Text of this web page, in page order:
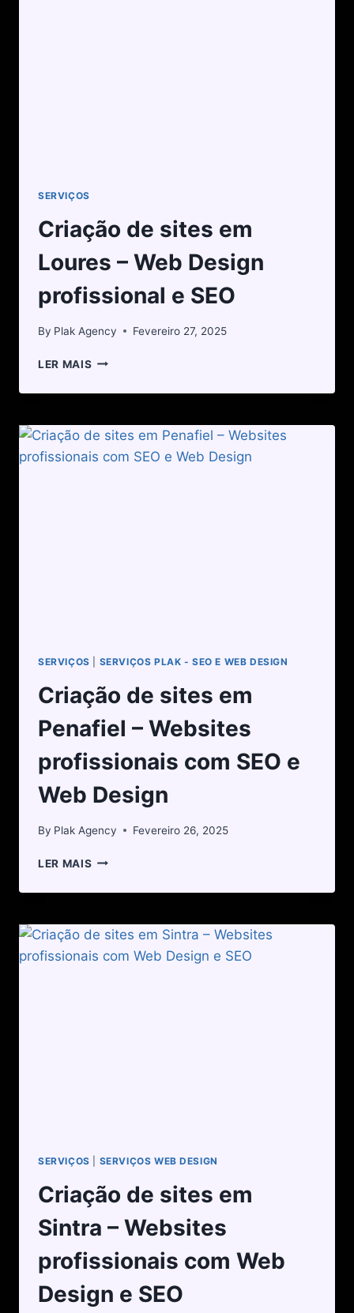
SERVIÇOS
Criação de sites em
Loures – Web Design
profissional e SEO
By Plak Agency Fevereiro 27, 2025
LER MAIS
SERVIÇOS SERVIÇOS PLAK - SEO E WEB DESIGN
Criação de sites em
Penafiel – Websites
profissionais com SEO e
Web Design
By Plak Agency Fevereiro 26, 2025
LER MAIS
SERVIÇOS SERVIÇOS WEB DESIGN
Criação de sites em
Sintra – Websites
profissionais com Web
Design e SEO